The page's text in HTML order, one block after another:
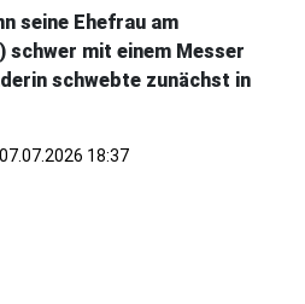
seine Ehefrau am
schwer mit einem Messer
schwebte zunächst in
18:37